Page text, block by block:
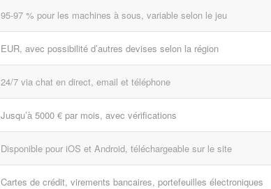
95-97 % pour les machines à sous, variable selon le jeu
EUR, avec possibilité d’autres devises selon la région
24/7 via chat en direct, email et téléphone
Jusqu’à 5000 € par mois, avec vérifications
Disponible pour iOS et Android, téléchargeable sur le site
Cartes de crédit, virements bancaires, portefeuilles électroniques